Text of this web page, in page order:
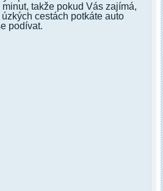
takže pokud Vás zajímá,
cestách potkáte auto
podívat.